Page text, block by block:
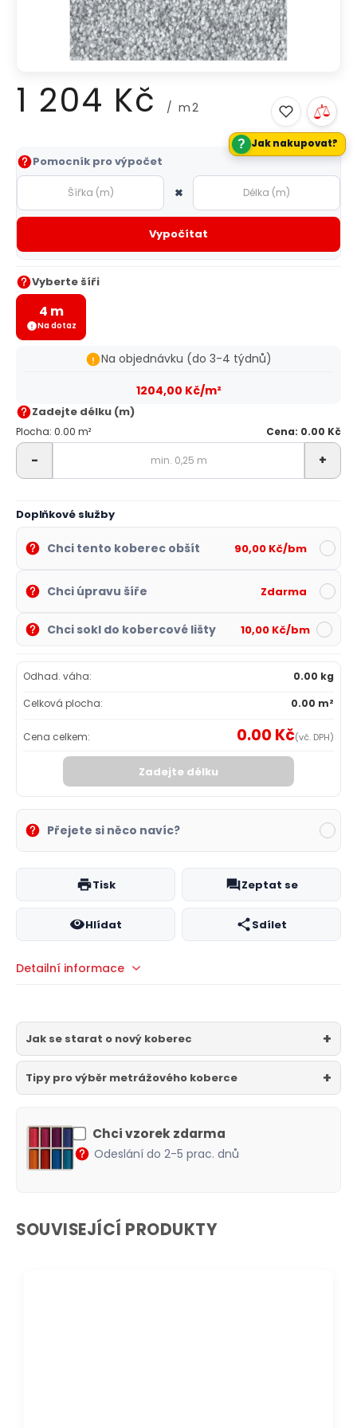
1 204 Kč / m2
Měrná
cena:
Pomocník pro výpočet
×
Vypočítat
Vyberte šíři
4 m
Na dotaz
Zadejte délku (m)
Plocha: 0.00 m² Cena: 0.00 Kč
- +
Na objednávku (do 3-4 týdnů)
1204,00 Kč/m²
Doplňkové služby
Chci tento koberec obšít 90,00 Kč/bm
Chci úpravu šíře Zdarma
Chci sokl do kobercové lišty 10,00 Kč/bm
Odhad. váha:
0.00 kg
Celková plocha:
0.00 m²
Cena celkem: 0.00 Kč(vč. DPH)
Zadejte délku
Přejete si něco navíc?
? Jak nakupovat?
Tisk Zeptat se
Hlídat Sdílet
Detailní informace
Jak se starat o nový koberec
Tipy pro výběr metrážového koberce
Chci vzorek zdarma
Odeslání do 2-5 prac. dnů
SOUVISEJÍCÍ PRODUKTY